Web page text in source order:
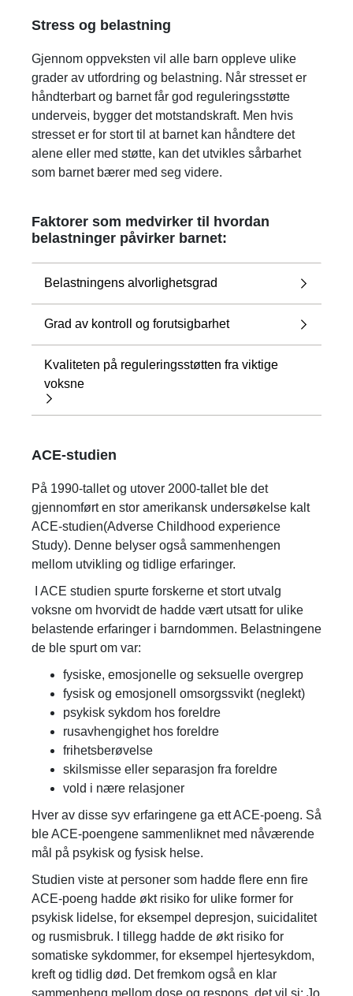
Stress og belastning
Gjennom oppveksten vil alle barn oppleve ulike
grader av utfordring og belastning. Når stresset er
håndterbart og barnet får god reguleringsstøtte
underveis, bygger det motstandskraft. Men hvis
stresset er for stort til at barnet kan håndtere det
alene eller med støtte, kan det utvikles sårbarhet
som barnet bærer med seg videre.
Faktorer som medvirker til hvordan
belastninger påvirker barnet:
Belastningens alvorlighetsgrad
Grad av kontroll og forutsigbarhet
Kvaliteten på reguleringsstøtten fra viktige
voksne
ACE-studien
På 1990-tallet og utover 2000-tallet ble det
gjennomført en stor amerikansk undersøkelse kalt
ACE-studien(Adverse Childhood experience
Study). Denne belyser også sammenhengen
mellom utvikling og tidlige erfaringer.
I ACE studien spurte forskerne et stort utvalg
voksne om hvorvidt de hadde vært utsatt for ulike
belastende erfaringer i barndommen. Belastningene
de ble spurt om var:
fysiske, emosjonelle og seksuelle overgrep
fysisk og emosjonell omsorgssvikt (neglekt)
psykisk sykdom hos foreldre
rusavhengighet hos foreldre
frihetsberøvelse
skilsmisse eller separasjon fra foreldre
vold i nære relasjoner
Hver av disse syv erfaringene ga ett ACE-poeng. Så
ble ACE-poengene sammenliknet med nåværende
mål på psykisk og fysisk helse.
Studien viste at personer som hadde flere enn fire
ACE-poeng hadde økt risiko for ulike former for
psykisk lidelse, for eksempel depresjon, suicidalitet
og rusmisbruk. I tillegg hadde de økt risiko for
somatiske sykdommer, for eksempel hjertesykdom,
kreft og tidlig død. Det fremkom også en klar
sammenheng mellom dose og respons, det vil si: Jo